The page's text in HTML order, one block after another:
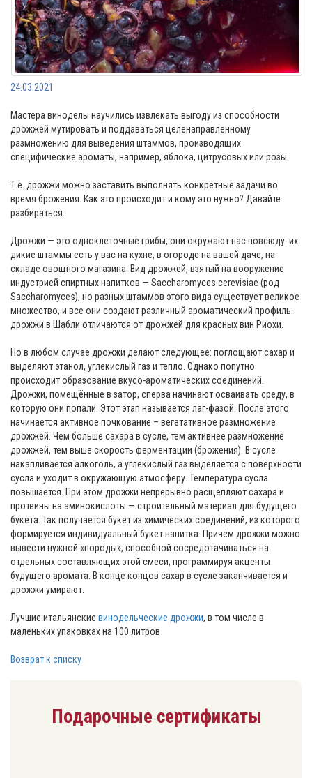
24.03.2021
Мастера виноделы научились извлекать выгоду из способности
дрожжей мутировать и поддаваться целенаправленному
размножению для выведения штаммов, производящих
специфические ароматы, например, яблока, цитрусовых или розы.
Т.е. дрожжи можно заставить выполнять конкретные задачи во
время брожения. Как это происходит и кому это нужно? Давайте
разбираться.
Дрожжи — это одноклеточные грибы, они окружают нас повсюду: их
дикие штаммы есть у вас на кухне, в огороде на вашей даче, на
складе овощного магазина. Вид дрожжей, взятый на вооружение
индустрией спиртных напитков — Saccharomyces cerevisiae (род
Saccharomyces), но разных штаммов этого вида существует великое
множество, и все они создают различный ароматический профиль:
дрожжи в Шабли отличаются от дрожжей для красных вин Риохи.
Но в любом случае дрожжи делают следующее: поглощают сахар и
выделяют этанол, углекислый газ и тепло. Однако попутно
происходит образование вкусо-ароматических соединений.
Дрожжи, помещённые в затор, сперва начинают осваивать среду, в
которую они попали. Этот этап называется лаг-фазой. После этого
начинается активное почкование – вегетативное размножение
дрожжей. Чем больше сахара в сусле, тем активнее размножение
дрожжей, тем выше скорость ферментации (брожения). В сусле
накапливается алкоголь, а углекислый газ выделяется с поверхности
сусла и уходит в окружающую атмосферу. Температура сусла
повышается. При этом дрожжи непрерывно расщепляют сахара и
протеины на аминокислоты — строительный материал для будущего
букета. Так получается букет из химических соединений, из которого
формируется индивидуальный букет напитка. Причём дрожжи можно
вывести нужной «породы», способной сосредотачиваться на
отдельных составляющих этой смеси, программируя акценты
будущего аромата. В конце концов сахар в сусле заканчивается и
дрожжи умирают.
Лучшие итальянские винодельческие дрожжи, в том числе в
маленьких упаковках на 100 литров
Возврат к списку
Подарочные сертификаты